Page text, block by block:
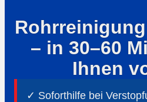
– in 30–60
Ihnen
✓ Soforthilfe bei